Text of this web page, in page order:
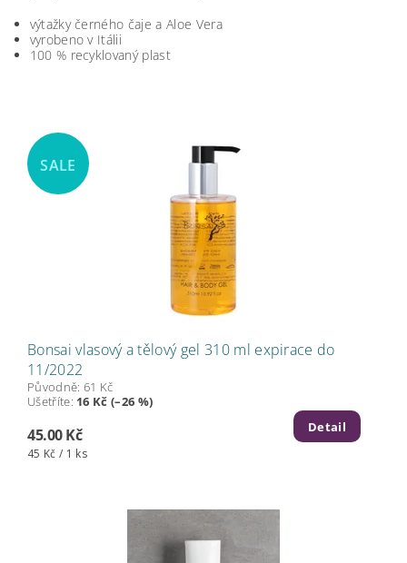
výtažky černého čaje a Aloe Vera
vyrobeno v Itálii
100 % recyklovaný plast
SALE
Bonsai vlasový a tělový gel 310 ml expirace do
11/2022
Původně: 61 Kč
Ušetříte: 16 Kč (–26 %)
45.00 Kč
45 Kč / 1 ks
Detail